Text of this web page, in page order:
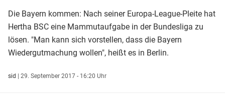
Die Bayern kommen: Nach seiner Europa-League-Pleite hat
Hertha BSC eine Mammutaufgabe in der Bundesliga zu
lösen. "Man kann sich vorstellen, dass die Bayern
Wiedergutmachung wollen", heißt es in Berlin.
sid | 29. September 2017 - 16:20 Uhr